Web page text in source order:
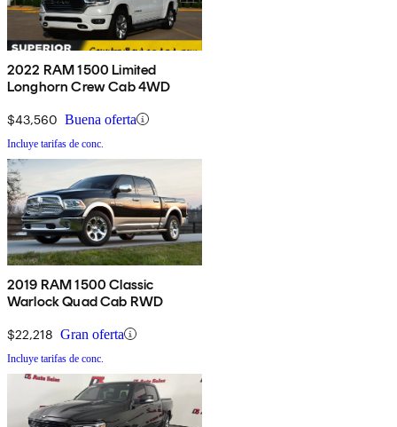
2022 RAM 1500 Limited
Longhorn Crew Cab 4WD
$43,560 Buena oferta
Incluye tarifas de conc.
2019 RAM 1500 Classic
Warlock Quad Cab RWD
$22,218 Gran oferta
Incluye tarifas de conc.